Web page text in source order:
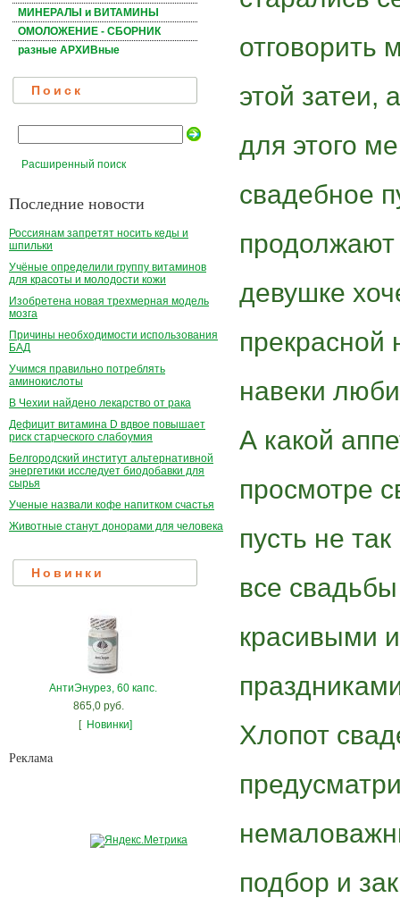
МИНЕРАЛЫ и ВИТАМИНЫ
ОМОЛОЖЕНИЕ - СБОРНИК
разные АРХИВные
Поиск
Расширенный поиск
Последние новости
Россиянам запретят носить кеды и
шпильки
Учёные определили группу витаминов
для красоты и молодости кожи
Изобретена новая трехмерная модель
мозга
Причины необходимости использования
БАД
Учимся правильно потреблять
аминокислоты
В Чехии найдено лекарство от рака
Дефицит витамина D вдвое повышает
риск старческого слабоумия
Белгородский институт альтернативной
энергетики исследует биодобавки для
сырья
Ученые назвали кофе напитком счастья
Животные станут донорами для человека
Новинки
АнтиЭнурез, 60 капс.
865,0 руб.
[ Новинки]
Рекламa
отговорить
этой затеи,
для этого
свадебное
девушке
прекрасной
навеки
А какой
просмотре
пусть не
все
красивыми
Хлопот
подбор и